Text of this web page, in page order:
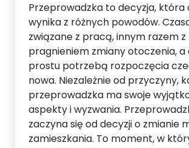
Przeprowadzka to decyzja, która
wynika z różnych powodów.
związane z pracą, innym razem z
pragnieniem zmiany otoczenia,
prostu potrzebą rozpoczęcia
nowa. Niezależnie od przyczyny,
przeprowadzka ma swoje
aspekty i wyzwania.
zaczyna się od decyzji o zmianie
zamieszkania. To moment, w